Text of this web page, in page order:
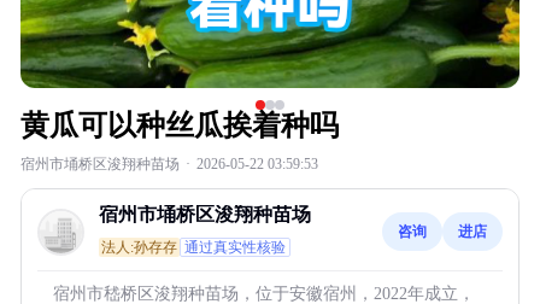
黄瓜可以种丝瓜挨着种吗
宿州市埇桥区浚翔种苗场 · 2026-05-22 03:59:53
宿州市埇桥区浚翔种苗场
法人:孙存存 通过真实性核验
咨询 进店
宿州市嵇桥区浚翔种苗场，位于安徽宿州，2022年成立，